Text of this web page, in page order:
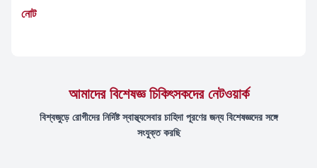
নোট
আমাদের বিশেষজ্ঞ চিকিৎসকদের নেটওয়ার্ক
বিশ্বজুড়ে রোগীদের নির্দিষ্ট স্বাস্থ্যসেবার চাহিদা পূরণের জন্য বিশেষজ্ঞদের সঙ্গে
সংযুক্ত করছি